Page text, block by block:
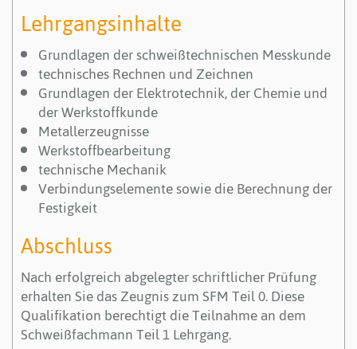
Lehrgangsinhalte
Grundlagen der schweißtechnischen Messkunde
technisches Rechnen und Zeichnen
Grundlagen der Elektrotechnik, der Chemie und
der Werkstoffkunde
Metallerzeugnisse
Werkstoffbearbeitung
technische Mechanik
Verbindungselemente sowie die Berechnung der
Festigkeit
Abschluss
Nach erfolgreich abgelegter schriftlicher Prüfung
erhalten Sie das Zeugnis zum SFM Teil 0. Diese
Qualifikation berechtigt die Teilnahme an dem
Schweißfachmann Teil 1 Lehrgang.